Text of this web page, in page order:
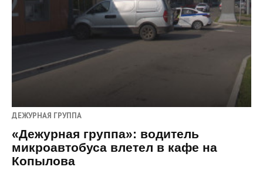
ДЕЖУРНАЯ ГРУППА
«Дежурная группа»: водитель
микроавтобуса влетел в кафе на
Копылова